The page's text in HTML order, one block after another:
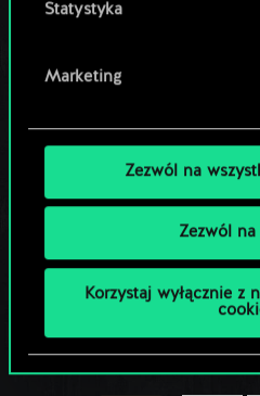
Statystyka
Marketing
Zezwól na
Zezwól
Korzystaj wyłącznie z